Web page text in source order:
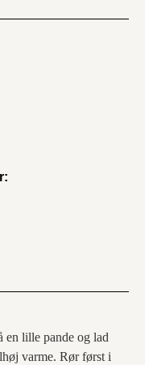
en lille pande og lad
varme. Rør først i